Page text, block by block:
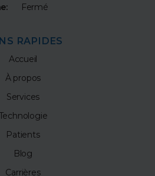
Fermé
RAPIDES
Accueil
À propos
Services
Patients
Blog
Carrières